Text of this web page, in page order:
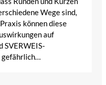
Wege sind,
können diese
auf
SVERWEIS-
gefährlich…